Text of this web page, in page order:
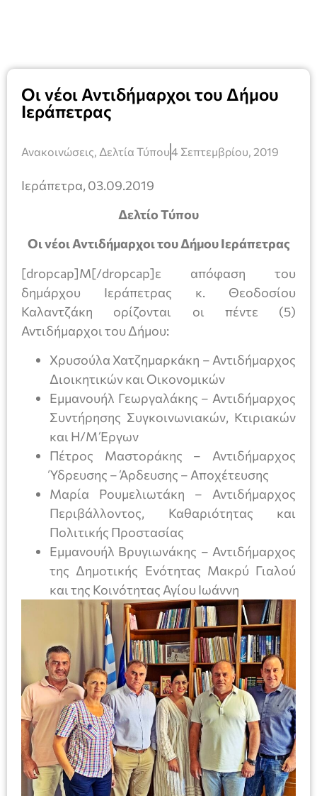
Οι νέοι Αντιδήμαρχοι του Δήμου
Ιεράπετρας
Ανακοινώσεις Δελτία Τύπου4 Σεπτεμβρίου, 2019
Ιεράπετρα, 03.09.2019
Δελτίο Τύπου
Οι νέοι Αντιδήμαρχοι του Δήμου Ιεράπετρας
[dropcap]Μ[/dropcap]ε απόφαση του
δημάρχου Ιεράπετρας κ. Θεοδοσίου
Καλαντζάκη ορίζονται οι πέντε (5)
Αντιδήμαρχοι του Δήμου:
Χρυσούλα Χατζημαρκάκη – Αντιδήμαρχος
Διοικητικών και Οικονομικών
Εμμανουήλ Γεωργαλάκης – Αντιδήμαρχος
Συντήρησης Συγκοινωνιακών, Κτιριακών
και Η/Μ Έργων
Πέτρος Μαστοράκης – Αντιδήμαρχος
Ύδρευσης – Άρδευσης – Αποχέτευσης
Μαρία Ρουμελιωτάκη – Αντιδήμαρχος
Περιβάλλοντος, Καθαριότητας και
Πολιτικής Προστασίας
Εμμανουήλ Βρυγιωνάκης – Αντιδήμαρχος
της Δημοτικής Ενότητας Μακρύ Γιαλού
και της Κοινότητας Αγίου Ιωάννη